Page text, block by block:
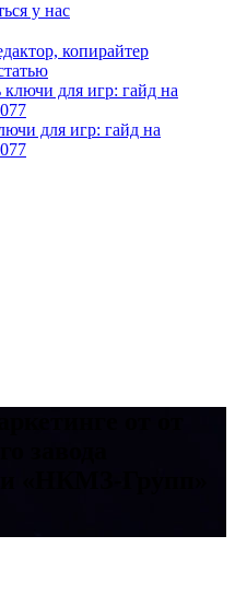
у нас
копирайтер
для игр: гайд на